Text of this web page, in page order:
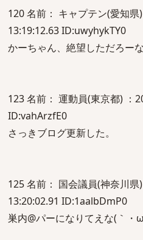
120 名前： キャプテン(愛知
13:19:12.63 ID:uwyhykTY0
かーちゃん、絶望しただろーな
123 名前： 運動員(東京都) ：
ID:vahArzfE0
さっきブログ更新した。
125 名前： 国会議員(神奈川
13:20:02.91 ID:1aalbDmP0
巣内@パーになりてえな(｀・